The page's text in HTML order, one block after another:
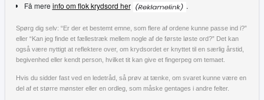
Få mere info om flok krydsord her .
Spørg dig selv: “Er der et bestemt emne, som flere af ordene kunne passe ind i?”
eller “Kan jeg finde et fællestræk mellem nogle af de første løste ord?” Det kan
også være nyttigt at reflektere over, om krydsordet er knyttet til en særlig årstid,
begivenhed eller kendt person, hvilket tit kan give et fingerpeg om temaet.
Hvis du sidder fast ved en ledetråd, så prøv at tænke, om svaret kunne være en
del af et større mønster eller en ordleg, som måske gentages i andre felter.